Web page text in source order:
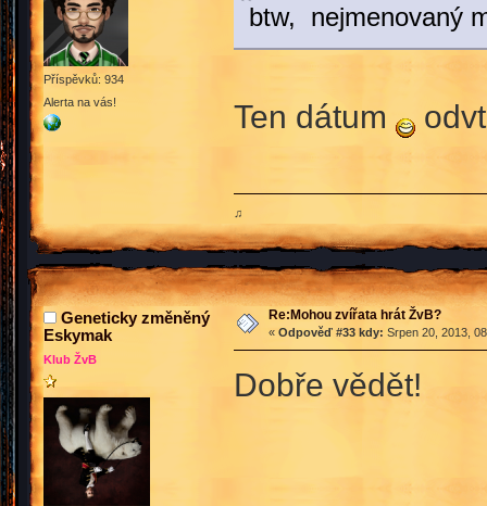
Příspěvků: 934
Alerta na vás!
btw, nejmenovaný
Ten dátum
♫
Geneticky změněný
Eskymak
Klub ŽvB
Re:Mohou zvířata hrát ŽvB?
« Odpověď #33 kdy: Srpen 20, 2013,
Dobře vědět!